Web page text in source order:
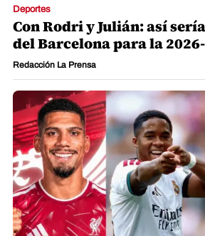
Deportes
Con Rodri y Julián: así
del Barcelona para la
Redacción La Prensa